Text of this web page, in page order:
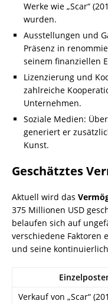
Werke wie „Scar“
wurden.
Ausstellungen und
Präsenz in
seinem finanziellen
Lizenzierung und
zahlreiche
Unternehmen.
Soziale Medien:
generiert er
Kunst.
Geschätztes
Aktuell wird das
375 Millionen USD
belaufen sich auf
verschiedene Faktoren
und seine
Verkauf von „Scar“